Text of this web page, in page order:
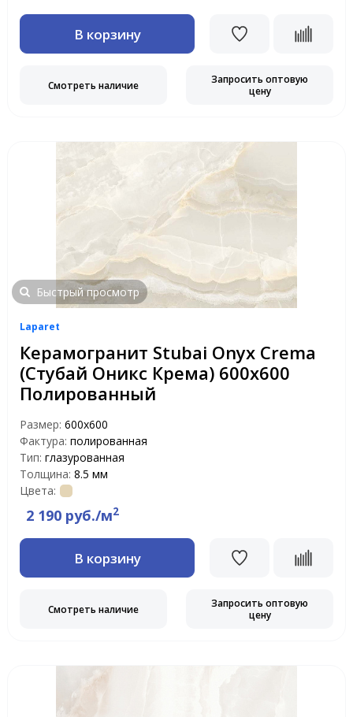
В корзину
Смотреть наличие
Запросить оптовую
цену
Быстрый просмотр
Laparet
Керамогранит Stubai Onyx Crema
(Стубай Оникс Крема) 600х600
Полированный
Размер: 600x600
Фактура: полированная
Тип: глазурованная
Толщина: 8.5 мм
Цвета:
2 190 руб./м2
В корзину
Смотреть наличие
Запросить оптовую
цену